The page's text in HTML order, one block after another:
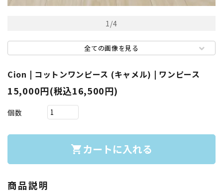
1/4
全ての画像を見る
Cion | コットンワンピース (キャメル) | ワンピース
15,000円(税込16,500円)
個数
shopping_cart カートに入れる
商品説明